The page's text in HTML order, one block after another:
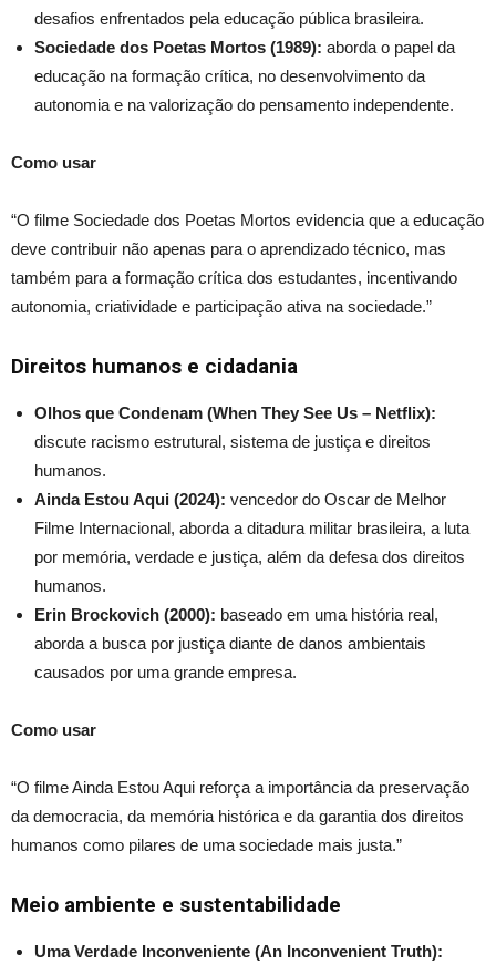
desafios enfrentados pela educação pública brasileira.
Sociedade dos Poetas Mortos (1989): aborda o papel da
educação na formação crítica, no desenvolvimento da
autonomia e na valorização do pensamento independente.
Como usar
“O filme Sociedade dos Poetas Mortos evidencia que a educação
deve contribuir não apenas para o aprendizado técnico, mas
também para a formação crítica dos estudantes, incentivando
autonomia, criatividade e participação ativa na sociedade.”
Direitos humanos e cidadania
Olhos que Condenam (When They See Us – Netflix):
discute racismo estrutural, sistema de justiça e direitos
humanos.
Ainda Estou Aqui (2024): vencedor do Oscar de Melhor
Filme Internacional, aborda a ditadura militar brasileira, a luta
por memória, verdade e justiça, além da defesa dos direitos
humanos.
Erin Brockovich (2000): baseado em uma história real,
aborda a busca por justiça diante de danos ambientais
causados por uma grande empresa.
Como usar
“O filme Ainda Estou Aqui reforça a importância da preservação
da democracia, da memória histórica e da garantia dos direitos
humanos como pilares de uma sociedade mais justa.”
Meio ambiente e sustentabilidade
Uma Verdade Inconveniente (An Inconvenient Truth):